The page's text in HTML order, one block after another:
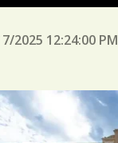
2025 12:24:00 PM